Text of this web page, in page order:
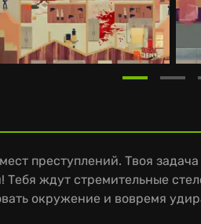
преступлений. Твоя
Тебя ждут стремительные
окружение и вовремя